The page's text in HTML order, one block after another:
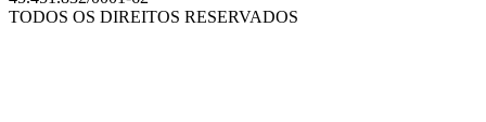
TODOS OS DIREITOS RESERVADOS